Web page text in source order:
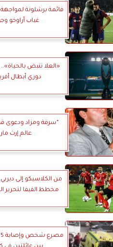
قائمة برشلونة لمواجهة
غياب أراوخو
«العلا تنبض
دوري أبطال أفريقيا
”سرقة ومزاد ودعوى
عالم إرث
من الكلاسيكو إلى ديربي
مخطط الفيفا لتحرير